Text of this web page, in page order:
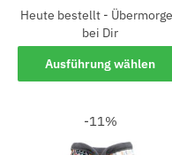
Heute bestellt -
bei Dir
Ausführung wählen
-11%